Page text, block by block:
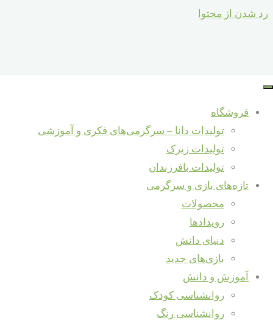
رد شدن از محتوا
فروشگاه
تولیدات دانا – سرگرمی‌های فکری و آموزشی
تولیدات زیرک
تولیدات بافرزندان
تازه‌های بازی و سرگرمی
محصولات
رویدادها
دنیای دانش
بازی‌های جدید
آموزش و دانش
روانشناسی کودک
روانشناسی رنگ
فرصت
یادگیری
شهریور 10, 1398
تازه‌ها و دانستنی‌ها
مصاحبه با مؤسس برند «دانا» در حاشیه
سبد خرید